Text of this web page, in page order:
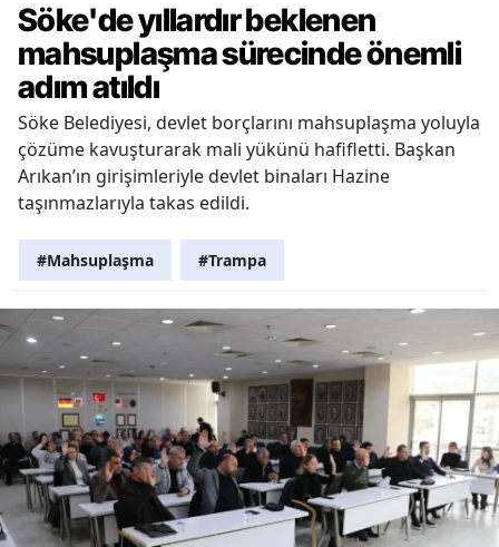
Söke'de yıllardır beklenen
mahsuplaşma sürecinde önemli
adım atıldı
Söke Belediyesi, devlet borçlarını mahsuplaşma yoluyla
çözüme kavuşturarak mali yükünü hafifletti. Başkan
Arıkan’ın girişimleriyle devlet binaları Hazine
taşınmazlarıyla takas edildi.
#Mahsuplaşma #Trampa